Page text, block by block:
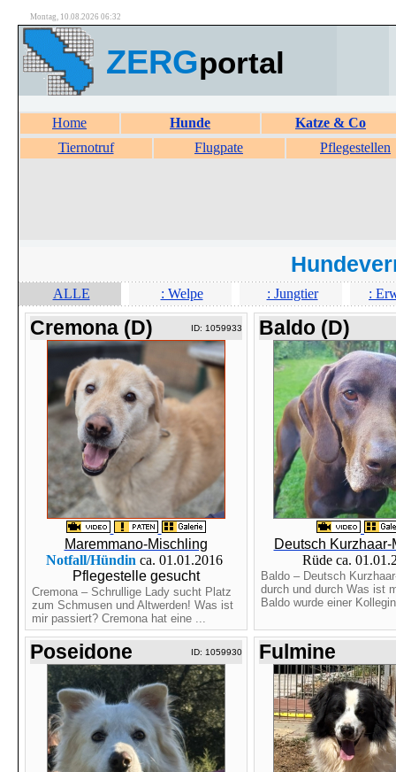
Montag, 10.08.2026 06:32
ZERGportal
Home Hunde
Katze & Co
Tiernotruf
Flugpate Pflegestellen
ALLE : Welpe : Jungtier :
Cremona (D) ID: 1059933
Maremmano-Mischling
Notfall/Hündin ca. 01.01.2016
Pflegestelle gesucht
Cremona – Schrullige Lady sucht Platz
zum Schmusen und Altwerden! Was ist
mir passiert? Cremona hat eine ...
Baldo (D)
Deutsch
Rüde ca.
Baldo – Deutsch
durch und durch Was ist
Baldo wurde einer
Poseidone ID: 1059930 Fulmine